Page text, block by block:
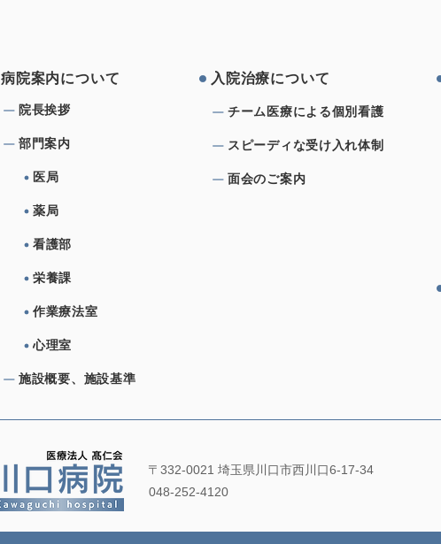
病院案内について
院⻑挨拶
部⾨案内
医局
⼊院治療について
チーム医療による個別看護
スピーディな受け⼊れ体制
⾯会のご案内
薬局
看護部
栄養課
作業療法室
心理室
施設概要、施設基準
〒332-0021 埼玉県川口市西川口6-17-34
048-252-4120